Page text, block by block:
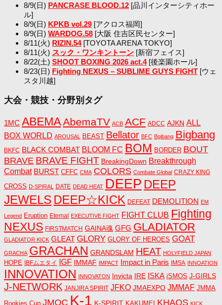
8/9(日) PANCRASE BLOOD.12 [品川インターシティホー
ル]
8/9(日) KPKB vol.29 [アクロス福岡]
8/9(日) WARDOG.58 [大阪 住吉区民センター]
8/11(火) RIZIN.54[TOYOTA ARENA TOKYO]
8/11(火) スック・ワンキントーン [新宿フェイス]
8/22(土) SHOOT BOXING 2026 act.4[後楽園ホール]
8/23(日) Fighting NEXUS – SUBLIME GUYS FIGHT [ウェ
スタ川越]
大会・競技・分野別タグ
1MC ABEMAAbemaTV ACB ACF ADCC AJKN ALL
BOX WORLD AROUSAL BEAST Bellator BFC Bgibang Bigbang
BKFC BLACK COMBAT BLOOM FC BOM BORDER BOUT
BRAVE BRAVE FIGHT BreakingDown Breakthrough
Combat BURST CFFC CMA COLORS Combate Global CRAZY KING
CROSS D-SPIRAL DATE DEAD HEAT DEEP DEEP
JEWELS DEEP☆KICK DEFEAT DEMOLITION EM
Legend Eruption Eternal EXECUTIVE FIGHT FIGHT CLUB Fighting
NEXUS FIRSTMATCH GAINA魂 GFG GLADIATOR
GLADIATOR KICK GLEAT GLORY GLORY OF HEROES GOAT
GRACHA GRACHAN GRANDSLAM HEAT HOLYFIELD JAPAN
HOPE IBFムエタイ IGF IMMAF IMPACT Impact in Paris IMSA INNOATION
INNOVATION INNOVATON Invicta IRE ISKA iSMOS J-GIRLS
J-NETWORK JANJIRA SPIRIT JFKO JMAEXPO JMMAF JMMA
Rookies Cup JMOC K-1 K-SPIRIT KAKUMEI KHAOS KICK